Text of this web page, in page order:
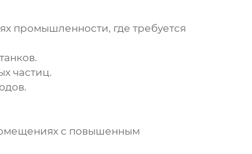
промышленности, где требуется
частиц.
с повышенным